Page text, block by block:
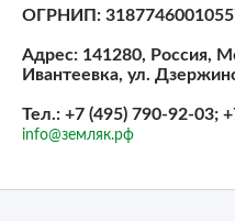
ОГРНИП:
Адрес: 141280, Россия,
Ивантеевка, ул.
Тел.: +7 (495) 790-92-03;
info@земляк.рф